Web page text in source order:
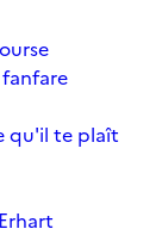
fanfare
qu'il te plaît
Erhart